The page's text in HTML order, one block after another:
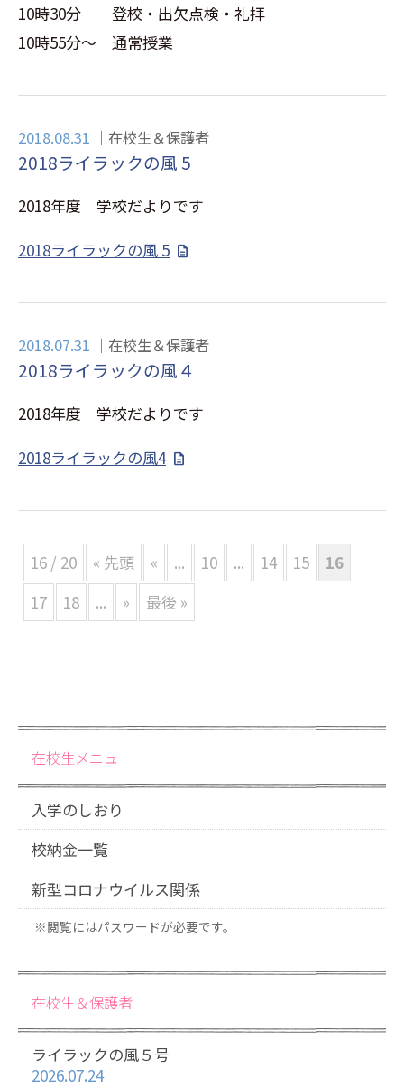
10時30分 登校・出欠点検・礼拝
10時55分～ 通常授業
2018.08.31 在校生＆保護者
2018ライラックの風 5
2018年度 学校だよりです
2018ライラックの風 5
2018.07.31 在校生＆保護者
2018ライラックの風４
2018年度 学校だよりです
2018ライラックの風4
16 / 20 « 先頭 « ... 10 ... 14 15
16
17
18 ... » 最後 »
在校生メニュー
入学のしおり
校納金一覧
新型コロナウイルス関係
※閲覧にはパスワードが必要です。
在校生＆保護者
ライラックの風５号
2026.07.24